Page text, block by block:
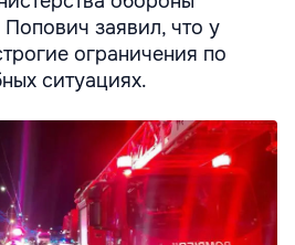
заявил, что у
ограничения по
ситуациях.